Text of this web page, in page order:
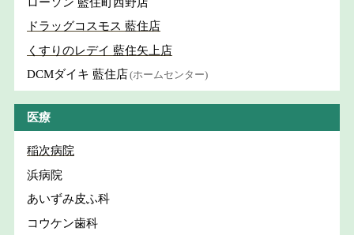
ドラッグコスモス 藍住店
くすりのレデイ 藍住矢上店
DCMダイキ 藍住店(ホームセンター)
医療
稲次病院
浜病院
あいずみ皮ふ科
コウケン歯科